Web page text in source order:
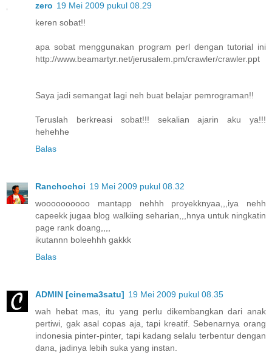
zero 19 Mei 2009 pukul 08.29
keren sobat!!
apa sobat menggunakan program perl dengan tutorial ini
http://www.beamartyr.net/jerusalem.pm/crawler/crawler.ppt
Saya jadi semangat lagi neh buat belajar pemrograman!!
Teruslah berkreasi sobat!!! sekalian ajarin aku ya!!!
hehehhe
Balas
Ranchochoi 19 Mei 2009 pukul 08.32
woooooooooo mantapp nehhh proyekknyaa,,,iya nehh
capeekk jugaa blog walkiing seharian,,,hnya untuk ningkatin
page rank doang,,,,
ikutannn boleehhh gakkk
Balas
ADMIN [cinema3satu] 19 Mei 2009 pukul 08.35
wah hebat mas, itu yang perlu dikembangkan dari anak
pertiwi, gak asal copas aja, tapi kreatif. Sebenarnya orang
indonesia pinter-pinter, tapi kadang selalu terbentur dengan
dana, jadinya lebih suka yang instan.